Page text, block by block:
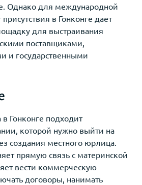
Однако для международной
в Гонконге дает
для выстраивания
поставщиками,
и государственными
Гонконге подходит
которой нужно выйти на
создания местного юрлица.
прямую связь с материнской
вести коммерческую
договоры, нанимать